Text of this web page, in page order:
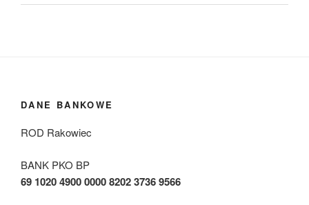
DANE BANKOWE
ROD Rakowiec
BANK PKO BP
69 1020 4900 0000 8202 3736 9566